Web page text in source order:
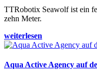
TTRobotix Seawolf ist ein
zehn Meter.
weiterlesen
Aqua Active Agency auf